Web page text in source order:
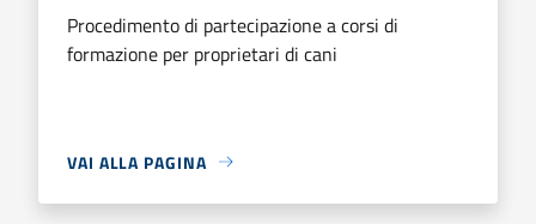
Procedimento di partecipazione a corsi di
formazione per proprietari di cani
VAI ALLA PAGINA